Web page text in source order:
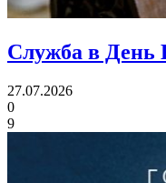
Служба в День
27.07.2026
0
9